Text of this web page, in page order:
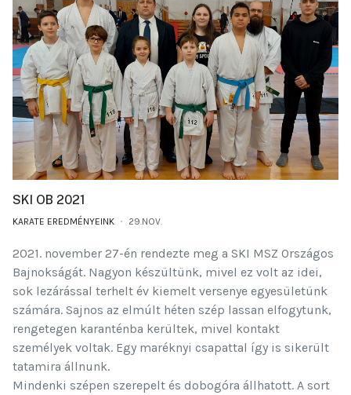
SKI OB 2021
KARATE EREDMÉNYEINK 29.NOV.
2021. november 27-én rendezte meg a SKI MSZ Országos
Bajnokságát. Nagyon készültünk, mivel ez volt az idei,
sok lezárással terhelt év kiemelt versenye egyesületünk
számára. Sajnos az elmúlt héten szép lassan elfogytunk,
rengetegen karanténba kerültek, mivel kontakt
személyek voltak. Egy maréknyi csapattal így is sikerült
tatamira állnunk.
Mindenki szépen szerepelt és dobogóra állhatott. A sort